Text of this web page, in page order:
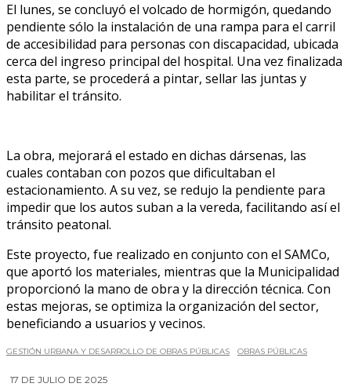
El lunes, se concluyó el volcado de hormigón, quedando
pendiente sólo la instalación de una rampa para el carril
de accesibilidad para personas con discapacidad, ubicada
cerca del ingreso principal del hospital. Una vez finalizada
esta parte, se procederá a pintar, sellar las juntas y
habilitar el tránsito.
La obra, mejorará el estado en dichas dársenas, las
cuales contaban con pozos que dificultaban el
estacionamiento. A su vez, se redujo la pendiente para
impedir que los autos suban a la vereda, facilitando así el
tránsito peatonal.
Este proyecto, fue realizado en conjunto con el SAMCo,
que aportó los materiales, mientras que la Municipalidad
proporcionó la mano de obra y la dirección técnica. Con
estas mejoras, se optimiza la organización del sector,
beneficiando a usuarios y vecinos.
GESTIÓN URBANA Y DESARROLLO DE OBRAS PÚBLICAS OBRAS PÚBLICAS
17 DE JULIO DE 2025